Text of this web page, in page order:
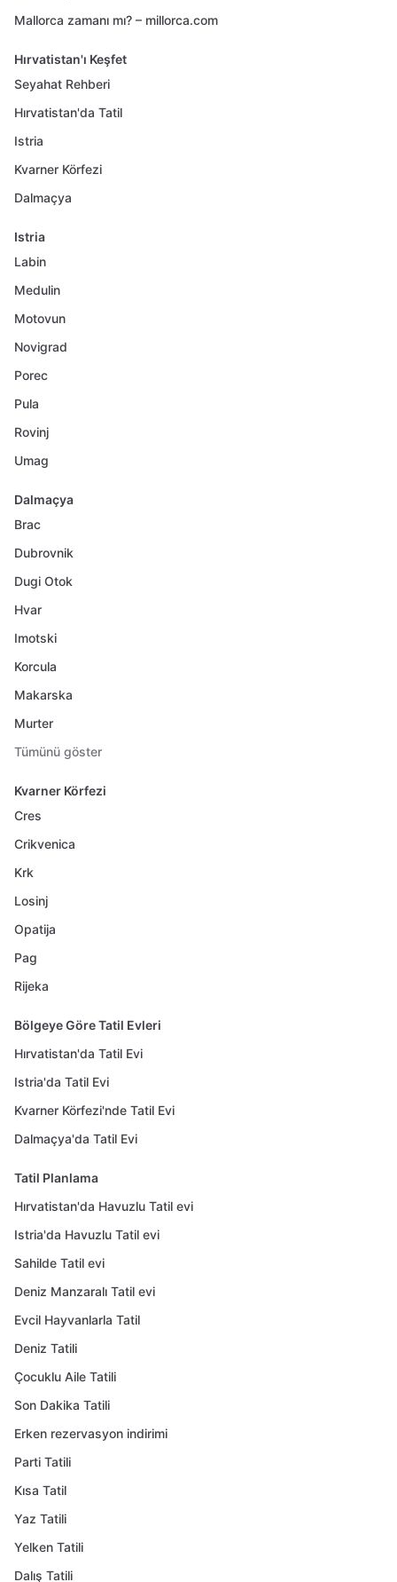
Mallorca zamanı mı? – millorca.com
Hırvatistan'ı Keşfet
Seyahat Rehberi
Hırvatistan'da Tatil
Istria
Kvarner Körfezi
Dalmaçya
Istria
Labin
Medulin
Motovun
Novigrad
Porec
Pula
Rovinj
Umag
Dalmaçya
Brac
Dubrovnik
Dugi Otok
Hvar
Imotski
Korcula
Makarska
Murter
Tümünü göster
Kvarner Körfezi
Cres
Crikvenica
Krk
Losinj
Opatija
Pag
Rijeka
Bölgeye Göre Tatil Evleri
Hırvatistan'da Tatil Evi
Istria'da Tatil Evi
Kvarner Körfezi'nde Tatil Evi
Dalmaçya'da Tatil Evi
Tatil Planlama
Hırvatistan'da Havuzlu Tatil evi
Istria'da Havuzlu Tatil evi
Sahilde Tatil evi
Deniz Manzaralı Tatil evi
Evcil Hayvanlarla Tatil
Deniz Tatili
Çocuklu Aile Tatili
Son Dakika Tatili
Erken rezervasyon indirimi
Parti Tatili
Kısa Tatil
Yaz Tatili
Yelken Tatili
Dalış Tatili